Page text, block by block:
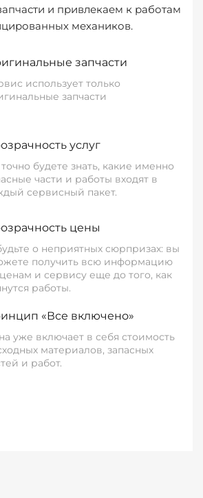
и привлекаем к работам
механиков.
запчасти
использует только
запчасти
услуг
будете знать, какие именно
части и работы входят в
сервисный пакет.
цены
о неприятных сюрпризах: вы
получить всю информацию
и сервису еще до того, как
работы.
«Все включено»
уже включает в себя стоимость
материалов, запасных
и работ.